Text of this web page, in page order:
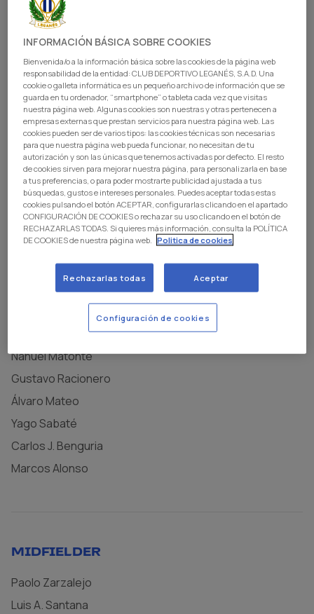
GOALKEEPER
Guillermo Cubero
Pablo Cerro
Sebastián García
Nahuel Matonte
Gustavo Racionero
Álvaro Mateo
Yago Sabaté
Carlos J. Benguria
Marcos Alonso
MIDFIELDER
Paolo Zarzalejo
Luis A. Santana
INFORMACIÓN BÁSICA SOBRE COOKIES
Bienvenida/o a la información básica sobre las cookies de la página web
responsabilidad de la entidad: CLUB DEPORTIVO LEGANÉS, S.A.D. Una
cookie o galleta informática es un pequeño archivo de información que se
guarda en tu ordenador, “smartphone” o tableta cada vez que visitas
nuestra página web. Algunas cookies son nuestras y otras pertenecen a
empresas externas que prestan servicios para nuestra página web. Las
cookies pueden ser de varios tipos: las cookies técnicas son necesarias
para que nuestra página web pueda funcionar, no necesitan de tu
autorización y son las únicas que tenemos activadas por defecto. El resto
de cookies sirven para mejorar nuestra página, para personalizarla en base
a tus preferencias, o para poder mostrarte publicidad ajustada a tus
búsquedas, gustos e intereses personales. Puedes aceptar todas estas
cookies pulsando el botón ACEPTAR, configurarlas clicando en el apartado
CONFIGURACIÓN DE COOKIES o rechazar su uso clicando en el botón de
RECHAZARLAS TODAS. Si quieres más información, consulta la POLÍTICA
DE COOKIES de nuestra página web.
Politica de cookies
Rechazarlas todas Aceptar
Configuración de cookies